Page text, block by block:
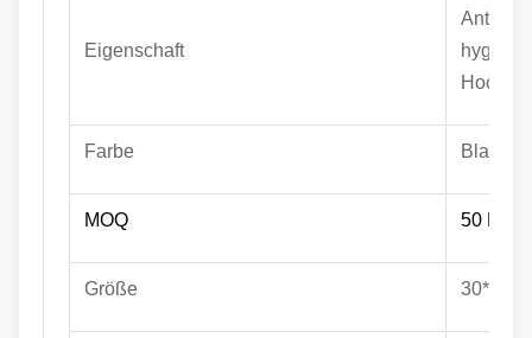
Eigenschaft
Farbe Blau,
MOQ 50 PC
Größe